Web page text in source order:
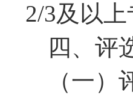
2/3及以
四、评
（一）